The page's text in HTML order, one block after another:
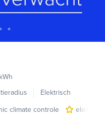
Elektrisch
climate controle